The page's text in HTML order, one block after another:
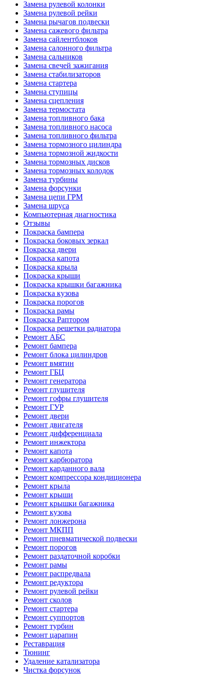
Замена рулевой колонки
Замена рулевой рейки
Замена рычагов подвески
Замена сажевого фильтра
Замена сайлентблоков
Замена салонного фильтра
Замена сальников
Замена свечей зажигания
Замена стабилизаторов
Замена стартера
Замена ступицы
Замена сцепления
Замена термостата
Замена топливного бака
Замена топливного насоса
Замена топливного фильтра
Замена тормозного цилиндра
Замена тормозной жидкости
Замена тормозных дисков
Замена тормозных колодок
Замена турбины
Замена форсунки
Замена цепи ГРМ
Замена шруса
Компьютерная диагностика
Отзывы
Покраска бампера
Покраска боковых зеркал
Покраска двери
Покраска капота
Покраска крыла
Покраска крыши
Покраска крышки багажника
Покраска кузова
Покраска порогов
Покраска рамы
Покраска Раптором
Покраска решетки радиатора
Ремонт АБС
Ремонт бампера
Ремонт блока цилиндров
Ремонт вмятин
Ремонт ГБЦ
Ремонт генератора
Ремонт глушителя
Ремонт гофры глушителя
Ремонт ГУР
Ремонт двери
Ремонт двигателя
Ремонт дифференциала
Ремонт инжектора
Ремонт капота
Ремонт карбюратора
Ремонт карданного вала
Ремонт компрессора кондиционера
Ремонт крыла
Ремонт крыши
Ремонт крышки багажника
Ремонт кузова
Ремонт лонжерона
Ремонт МКПП
Ремонт пневматической подвески
Ремонт порогов
Ремонт раздаточной коробки
Ремонт рамы
Ремонт распредвала
Ремонт редуктора
Ремонт рулевой рейки
Ремонт сколов
Ремонт стартера
Ремонт суппортов
Ремонт турбин
Ремонт царапин
Реставрация
Тюнинг
Удаление катализатора
Чистка форсунок